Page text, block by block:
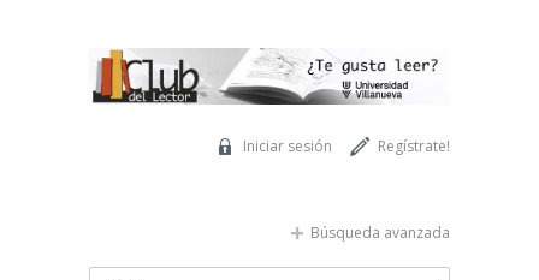
Regístrate!
Iniciar sesión
Búsqueda avanzada